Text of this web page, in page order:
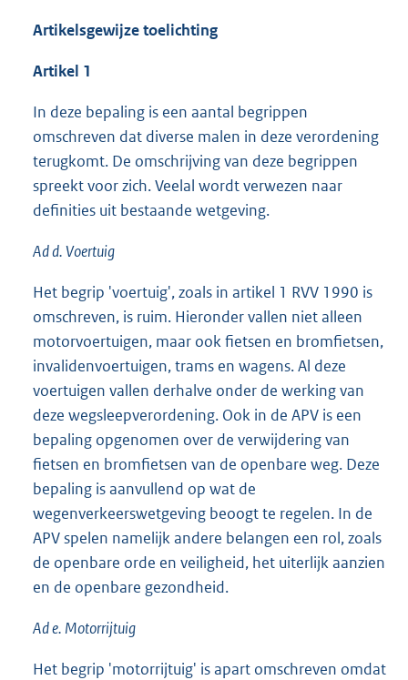
Artikelsgewijze toelichting
Artikel 1
In deze bepaling is een aantal begrippen
omschreven dat diverse malen in deze verordening
terugkomt. De omschrijving van deze begrippen
spreekt voor zich. Veelal wordt verwezen naar
definities uit bestaande wetgeving.
Ad d. Voertuig
Het begrip 'voertuig', zoals in artikel 1 RVV 1990 is
omschreven, is ruim. Hieronder vallen niet alleen
motorvoertuigen, maar ook fietsen en bromfietsen,
invalidenvoertuigen, trams en wagens. Al deze
voertuigen vallen derhalve onder de werking van
deze wegsleepverordening. Ook in de APV is een
bepaling opgenomen over de verwijdering van
fietsen en bromfietsen van de openbare weg. Deze
bepaling is aanvullend op wat de
wegenverkeerswetgeving beoogt te regelen. In de
APV spelen namelijk andere belangen een rol, zoals
de openbare orde en veiligheid, het uiterlijk aanzien
en de openbare gezondheid.
Ad e. Motorrijtuig
Het begrip 'motorrijtuig' is apart omschreven omdat